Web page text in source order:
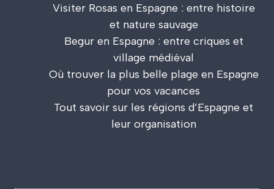
Visiter Rosas en Espagne : entre histoire
et nature sauvage
Begur en Espagne : entre criques et
village médiéval
Où trouver la plus belle plage en Espagne
pour vos vacances
Tout savoir sur les régions d’Espagne et
leur organisation